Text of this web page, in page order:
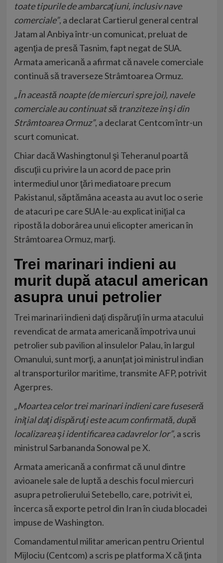
toate tipurile de ambarcaţiuni, inclusiv nave
comerciale”, a declarat Cartierul general central
Jatam al Anbiya într-un comunicat, preluat de
agenţia de presă Tasnim, fapt negat de SUA.
Armata americană a afirmat că navele comerciale
continuă să traverseze Strâmtoarea Ormuz.
„În această noapte (de miercuri spre joi), navele
comerciale au continuat să tranziteze în şi din
Strâmtoarea Ormuz”, a declarat Centcom într-un
scurt comunicat.
Chiar dacă Washingtonul şi Teheranul poartă
discuţii cu privire la un acord de pace prin
intermediul unor ţări mediatoare precum
Pakistanul, săptămâna aceasta au avut loc o serie
de atacuri pe care SUA le-au explicat iniţial ca
ripostă la doborârea unui elicopter american în
Strâmtoarea Ormuz, marţi.
Trei marinari indieni au
murit după atacul american
asupra unui petrolier
Trei marinari indieni daţi dispăruţi în urma atacului
revendicat de armata americană împotriva unui
petrolier sub pavilion al insulelor Palau, în largul
Omanului, sunt morţi, a anunţat joi ministrul indian
al transporturilor maritime, transmite AFP, potrivit
Agerpres.
„Moartea celor trei marinari indieni care fuseseră
iniţial daţi dispăruţi este acum confirmată, după
localizarea şi identificarea cadavrelor lor”, a scris
ministrul Sarbananda Sonowal pe X.
Armata americană a confirmat că unul dintre
avioanele sale de luptă a deschis focul miercuri
asupra petrolierului Setebello, care, potrivit ei,
încerca să exporte petrol din Iran în ciuda blocadei
impuse de Washington.
Comandamentul militar american pentru Orientul
Mijlociu (Centcom) a scris pe platforma X că ţinta